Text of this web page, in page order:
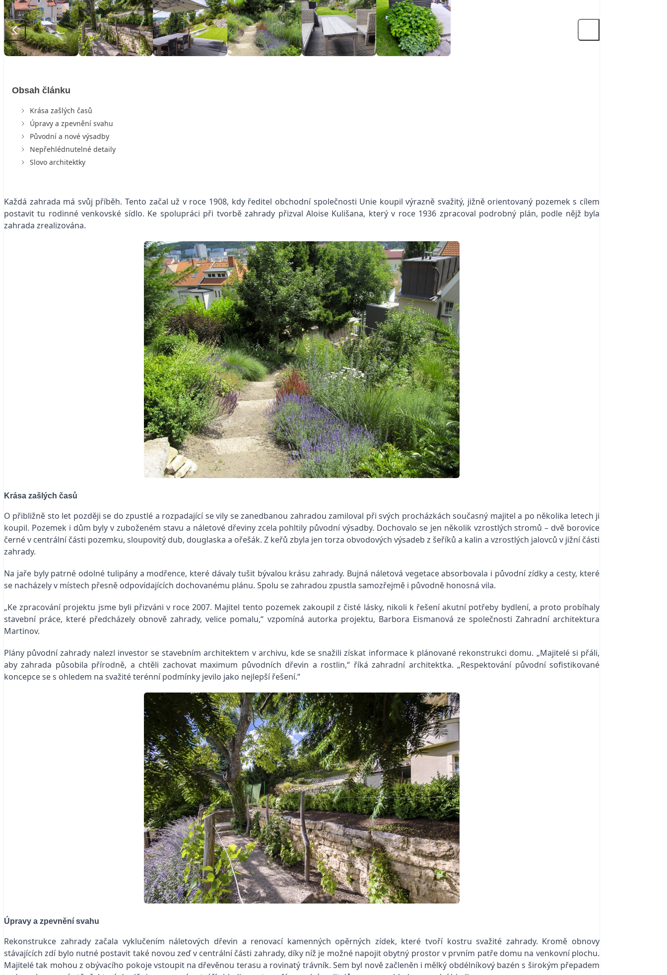
Obsah článku
Krása zašlých časů
Úpravy a zpevnění svahu
Původní a nové výsadby
Nepřehlédnutelné detaily
Slovo architektky
Každá zahrada má svůj příběh. Tento začal už v roce 1908, kdy ředitel obchodní společnosti Unie koupil výrazně svažitý, jižně orientovaný pozemek s cílem
postavit tu rodinné venkovské sídlo. Ke spolupráci při tvorbě zahrady přizval Aloise Kulišana, který v roce 1936 zpracoval podrobný plán, podle nějž byla
zahrada zrealizována.
Krása zašlých časů
O přibližně sto let později se do zpustlé a rozpadající se vily se zanedbanou zahradou zamiloval při svých procházkách současný majitel a po několika letech ji
koupil. Pozemek i dům byly v zuboženém stavu a náletové dřeviny zcela pohltily původní výsadby. Dochovalo se jen několik vzrostlých stromů – dvě borovice
černé v centrální části pozemku, sloupovitý dub, douglaska a ořešák. Z keřů zbyla jen torza obvodových výsadeb z šeříků a kalin a vzrostlých jalovců v jižní části
zahrady.
Na jaře byly patrné odolné tulipány a modřence, které dávaly tušit bývalou krásu zahrady. Bujná náletová vegetace absorbovala i původní zídky a cesty, které
se nacházely v místech přesně odpovídajících dochovanému plánu. Spolu se zahradou zpustla samozřejmě i původně honosná vila.
„Ke zpracování projektu jsme byli přizváni v roce 2007. Majitel tento pozemek zakoupil z čisté lásky, nikoli k řešení akutní potřeby bydlení, a proto probíhaly
stavební práce, které předcházely obnově zahrady, velice pomalu,“ vzpomíná autorka projektu, Barbora Eismanová ze společnosti Zahradní architektura
Martinov.
Plány původní zahrady nalezl investor se stavebním architektem v archivu, kde se snažili získat informace k plánované rekonstrukci domu. „Majitelé si přáli,
aby zahrada působila přírodně, a chtěli zachovat maximum původních dřevin a rostlin,“ říká zahradní architektka. „Respektování původní sofistikované
koncepce se s ohledem na svažité terénní podmínky jevilo jako nejlepší řešení.“
Úpravy a zpevnění svahu
Rekonstrukce zahrady začala vyklučením náletových dřevin a renovací kamenných opěrných zídek, které tvoří kostru svažité zahrady. Kromě obnovy
stávajících zdí bylo nutné postavit také novou zeď v centrální části zahrady, díky níž je možné napojit obytný prostor v prvním patře domu na venkovní plochu.
Majitelé tak mohou z obývacího pokoje vstoupit na dřevěnou terasu a rovinatý trávník. Sem byl nově začleněn i mělký obdélníkový bazén s širokým přepadem